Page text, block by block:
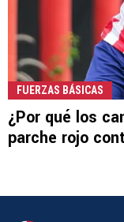
FUERZAS BÁSICAS
¿Por qué los
parche rojo